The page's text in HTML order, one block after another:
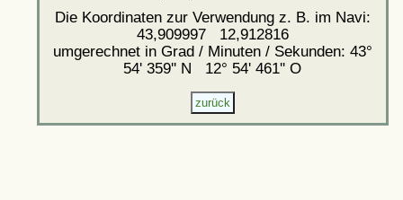
Die Koordinaten zur Verwendung z. B. im Navi:
43,909997 12,912816
umgerechnet in Grad / Minuten / Sekunden: 43°
54' 359'' N 12° 54' 461'' O